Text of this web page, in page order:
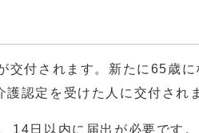
付されます。新たに65歳
認定を受けた人に交付され
14日以内に届出が必要です。